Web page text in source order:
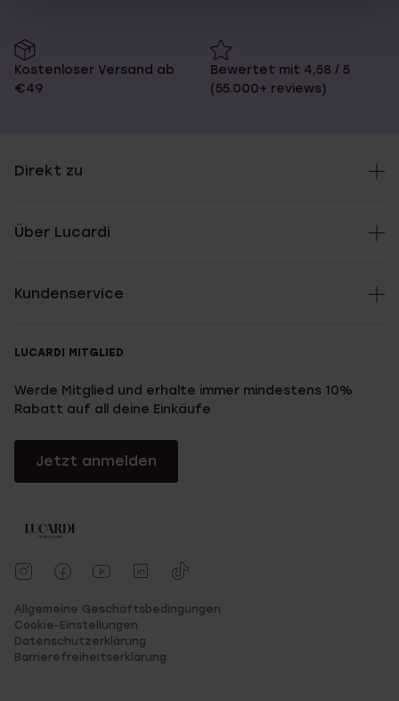
Kostenloser Versand ab
€49
Bewertet mit 4,58 / 5
(55.000+ reviews)
Direkt zu
Über Lucardi
Kundenservice
LUCARDI MITGLIED
Werde Mitglied und erhalte immer mindestens 10%
Rabatt auf all deine Einkäufe
Jetzt anmelden
Allgemeine Geschäftsbedingungen
Cookie-Einstellungen
Datenschutzerklärung
Barrierefreiheitserklärung